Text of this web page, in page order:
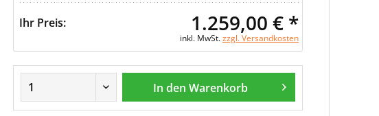
Ihr Preis: 1.259,00 € *
inkl. MwSt.zzgl. Versandkosten
In den Warenkorb